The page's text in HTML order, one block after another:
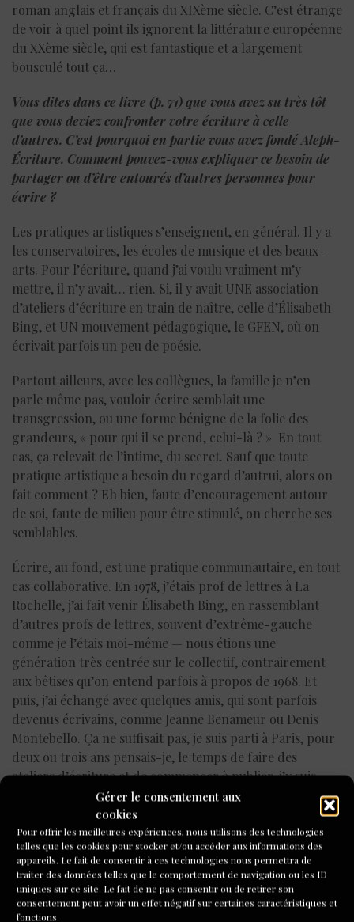
Gérer le consentement aux
cookies
Pour offrir les meilleures expériences, nous utilisons des technologies
telles que les cookies pour stocker et/ou accéder aux informations des
appareils. Le fait de consentir à ces technologies nous permettra de
traiter des données telles que le comportement de navigation ou les ID
uniques sur ce site. Le fait de ne pas consentir ou de retirer son
consentement peut avoir un effet négatif sur certaines caractéristiques et
fonctions.
roman anglais et français du XIXème siècle. C’est étrange
de voir à quel point ils ignorent la littérature européenne
du XXème siècle, qui est fantastique et a largement
bousculé tout ça…
Vous dites dans ce livre (p. 71) que vous avez su très tôt
que vous deviez confronter votre écriture à celle
d’autres. C’est pourquoi en partie vous avez fondé Aleph-
Écriture. Comment pouvez-vous expliquer ce besoin de
partager ou d’être entourés d’autres personnes pour
écrire ?
Les pratiques artistiques s’enseignent, en général. Il y a
les conservatoires, les écoles de musique et des beaux-
arts. Pour l’écriture, quand j’ai voulu vraiment m’y
mettre, il n’y avait… rien. Si, il y avait UNE association
d’ateliers d’écriture en train de naître, celle d’Élisabeth
Bing, et UN mouvement pédagogique, le GFEN, où on
écrivait parfois un peu de poésie.
Partout ailleurs, avec les collègues, la famille je n’en
parle même pas, vouloir écrire semblait une
transgression, ou une forme bénigne de la folie des
grandeurs, « pour qui il se prend, celui-là ? » En tout
cas, ça relevait de l’intime, du secret. Sauf que toute
pratique artistique a besoin du regard d’autrui, alors on
fait comment ? Eh bien, faute d’encouragement autour
de soi, faute de milieu pour être stimulé, on cherche ses
semblables.
Écrire, au fond, est une pratique communautaire, en tout
cas collaborative. En 1978, j’étais prof de lettres à La
Rochelle, j’ai fait venir Élisabeth Bing, en rassemblant
d’autres profs de lettres, souvent d’extrême-gauche
comme je l’étais moi-même — nous étions une
génération très centrée sur le collectif, contrairement
aux bêtises qu’on entend parfois à propos de 1968. Et
puis, j’ai échangé avec quelques amis, qui sont parfois
devenus écrivains, comme Jeanne Benameur ou Denis
Montebello. Ça ne suffisait pas, je suis parti à Paris, pour
deux ou trois ans pensais-je, le temps de faire des
ateliers d’écriture et de commencer à publier, j’y suis
resté trente ans.
Pour quelle raison à votre avis, les ateliers d’écriture
ont-ils de plus en plus de succès, alors que très peu de
gens au final souhaitent vraiment être écrivains ?
Ce n’est pas la même chose. Les gens souhaitent